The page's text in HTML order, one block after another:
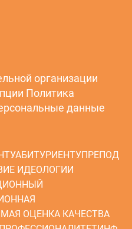
организации
Политика
данные
АБИТУРИЕНТУПРЕПОД
ИДЕОЛОГИИ
ОЦЕНКА КАЧЕСТВА